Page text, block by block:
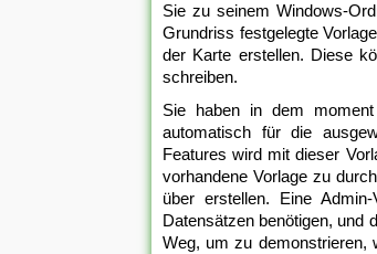
Sie zu seinem Windows-
Grundriss festgelegte
der Karte erstellen. Diese
schreiben.
Sie haben in dem
automatisch für die
Features wird mit dieser
vorhandene Vorlage zu
über erstellen. Eine
Datensätzen benötigen, und
Weg, um zu demonstrieren,